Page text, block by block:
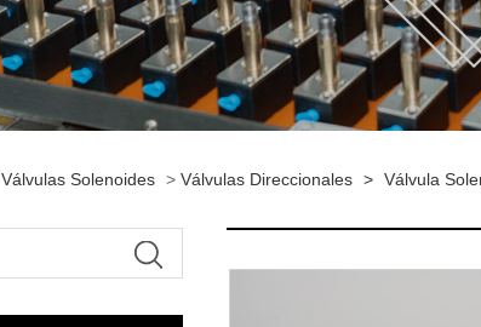
Válvulas Solenoides > Válvulas Direccionales > Válvula